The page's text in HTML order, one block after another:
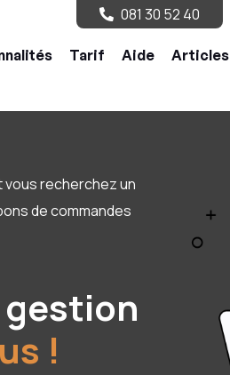
081 30 52 40
Tarif Aide Articles
recherchez un
de commandes
gestion
!